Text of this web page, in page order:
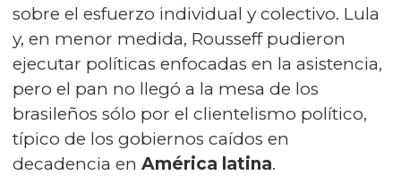
sobre el esfuerzo individual y colectivo. Lula
y, en menor medida, Rousseff pudieron
ejecutar políticas enfocadas en la asistencia,
pero el pan no llegó a la mesa de los
brasileños sólo por el clientelismo político,
típico de los gobiernos caídos en
decadencia en América latina.